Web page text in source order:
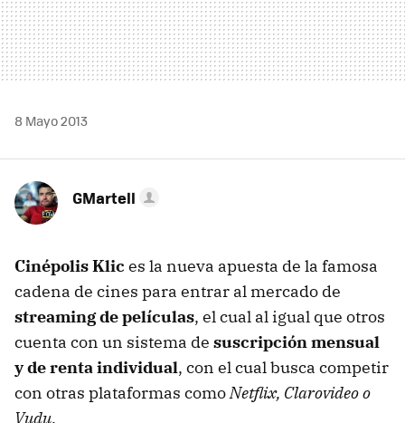
8 Mayo 2013
GMartell
Cinépolis Klic es la nueva apuesta de la famosa
cadena de cines para entrar al mercado de
streaming de películas, el cual al igual que otros
cuenta con un sistema de suscripción mensual
y de renta individual, con el cual busca competir
con otras plataformas comoNetflix, Clarovideo o
Vudu.